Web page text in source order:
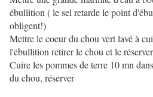
ébullition ( le sel retarde le point
obligent!)
Mettre le coeur du chou vert lavé à
l'ébullition retirer le chou et le réserver
Cuire les pommes de terre 10 mn
du chou, réserver